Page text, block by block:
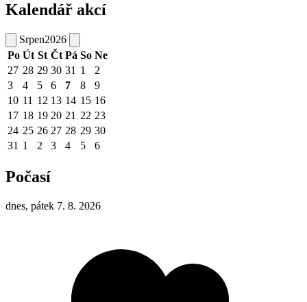
Kalendář akcí
Srpen2026
Po Út St Čt Pá So Ne
27 28 29 30 31 1
2
3
4 5 6 7 8
9
10 11 12 13 14 15 16
17 18 19 20 21 22 23
24 25 26 27 28 29 30
31 1 2 3 4 5 6
Počasí
dnes, pátek 7. 8. 2026